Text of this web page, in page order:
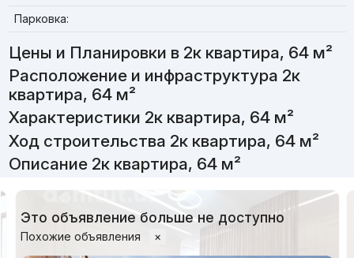
Парковка:
Цены и Планировки в 2к квартира, 64 м²
Расположение и инфраструктура 2к
квартира, 64 м²
Характеристики 2к квартира, 64 м²
Ход строительства 2к квартира, 64 м²
Описание 2к квартира, 64 м²
Это объявление больше не доступно
Похожие объявления ×